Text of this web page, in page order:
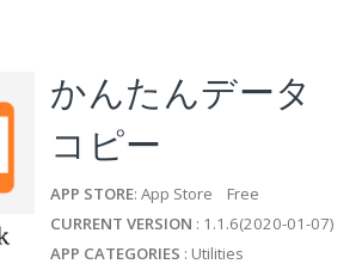
かんたんデータ
コピー
APP STORE: App Store Free
CURRENT VERSION : 1.1.6(2020-01-07)
APP CATEGORIES : Utilities